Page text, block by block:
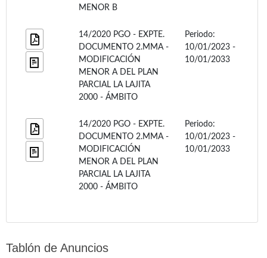
MENOR B
14/2020 PGO - EXPTE.
DOCUMENTO 2.MMA -
MODIFICACIÓN
MENOR A DEL PLAN
PARCIAL LA LAJITA
2000 - ÁMBITO
Periodo:
10/01/2023 -
10/01/2033
14/2020 PGO - EXPTE.
DOCUMENTO 2.MMA -
MODIFICACIÓN
MENOR A DEL PLAN
PARCIAL LA LAJITA
2000 - ÁMBITO
Periodo:
10/01/2023 -
10/01/2033
Tablón de Anuncios